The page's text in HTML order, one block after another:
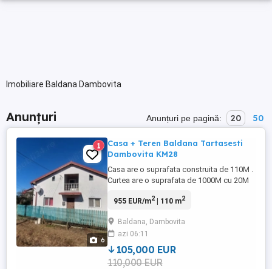
Imobiliare Baldana Dambovita
Anunțuri Anunțuri pe pagină: 20 50
6
1
Casa + Teren Baldana Tartasesti
Dambovita KM28
Casa are o suprafata construita de 110M .
Curtea are o suprafata de 1000M cu 20M
si Bucuresti -> Pitesti. Locuinta este
(sufragerie) open space, baie, bucatarie si
camera centralei dispuse pe un hol in "L"
cu doua intrari (fata ...
955 EUR/m2| 110 m2
Baldana, Dambovita
azi 06:11
105,000 EUR
110,000 EUR